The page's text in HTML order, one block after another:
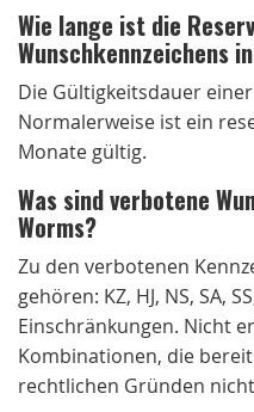
Wie lange ist die
Wunschkennzeichens
Die Gültigkeitsdauer
Normalerweise ist ein
Monate gültig.
Was sind verbotene
Worms?
Zu den verbotenen
gehören: KZ, HJ, NS, SA,
Einschränkungen. Nicht
Kombinationen, die
rechtlichen Gründen